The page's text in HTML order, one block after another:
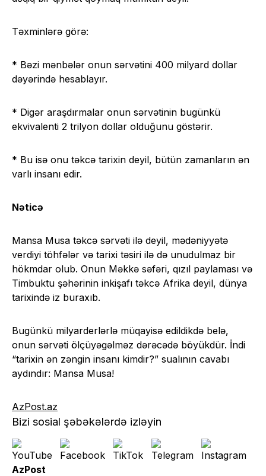
Təxminlərə görə:
* Bəzi mənbələr onun sərvətini 400 milyard dollar
dəyərində hesablayır.
* Digər araşdırmalar onun sərvətinin bugünkü
ekvivalenti 2 trilyon dollar olduğunu göstərir.
* Bu isə onu təkcə tarixin deyil, bütün zamanların ən
varlı insanı edir.
Nəticə
Mansa Musa təkcə sərvəti ilə deyil, mədəniyyətə
verdiyi töhfələr və tarixi təsiri ilə də unudulmaz bir
hökmdar olub. Onun Məkkə səfəri, qızıl paylaması və
Timbuktu şəhərinin inkişafı təkcə Afrika deyil, dünya
tarixində iz buraxıb.
Bugünkü milyarderlərlə müqayisə edildikdə belə,
onun sərvəti ölçüyəgəlməz dərəcədə böyükdür. İndi
“tarixin ən zəngin insanı kimdir?” sualının cavabı
aydındır: Mansa Musa!
AzPost.az
Bizi sosial şəbəkələrdə izləyin
AzPost